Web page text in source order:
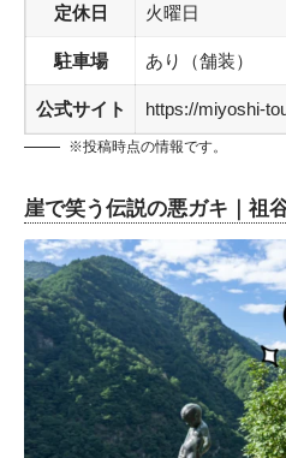
定休日 火曜日
駐車場 あり（舗装）
公式サイト https://miyoshi-
※投稿時点の情報です。
崖で笑う伝説の悪ガキ｜祖